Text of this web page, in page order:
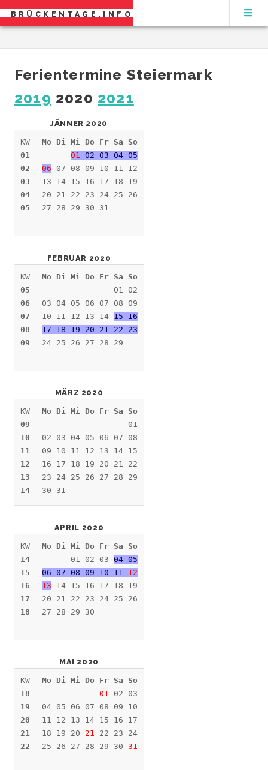
BRÜCKENTAGE.INFO
Ferientermine Steiermark
2019 2020 2021
JÄNNER 2020
KW
01
02
03
04
05
Mo Di Mi Do Fr Sa So
01 02 03 04 05
06 07 08 09 10 11 12
13 14 15 16 17 18 19
20 21 22 23 24 25 26
27 28 29 30 31
FEBRUAR 2020
KW
05
06
07
08
09
Mo Di Mi Do Fr Sa So
01 02
03 04 05 06 07 08 09
10 11 12 13 14 15 16
17 18 19 20 21 22 23
24 25 26 27 28 29
MÄRZ 2020
KW
09
10
11
12
13
14
Mo Di Mi Do Fr Sa So
01
02 03 04 05 06 07 08
09 10 11 12 13 14 15
16 17 18 19 20 21 22
23 24 25 26 27 28 29
30 31
APRIL 2020
KW
14
15
16
17
18
Mo Di Mi Do Fr Sa So
01 02 03 04 05
06 07 08 09 10 11 12
13 14 15 16 17 18 19
20 21 22 23 24 25 26
27 28 29 30
MAI 2020
KW
18
19
20
21
22
Mo Di Mi Do Fr Sa So
01 02 03
04 05 06 07 08 09 10
11 12 13 14 15 16 17
18 19 20 21 22 23 24
25 26 27 28 29 30 31